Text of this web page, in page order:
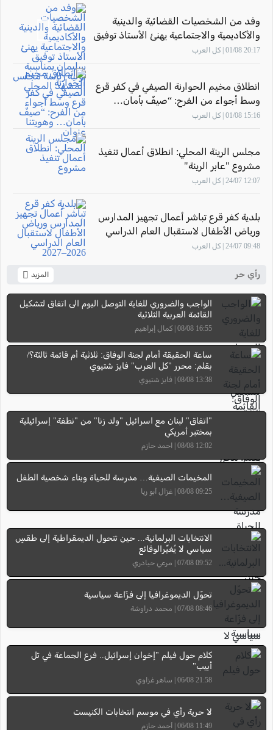
وفد من الشخصيات القضائية والدينية
والأكاديمية والاجتماعية يهنئ الأستاذ توفيق
سليمان بمناسبة توليه رئاسة مجلس
20:17 01/08 | كل العرب
انطلاق مخيم الحوارنة الصيفي في كفر قرع
وسط أجواء من الفرح: “صيفٌ بأمان…
وهويتنا عنوان"
15:16 01/08 | كل العرب
مجلس الرينة المحلي: انطلاق أعمال تنفيذ
مشروع "عابر الرينة"
12:07 24/07 | كل العرب
بلدية كفر قرع تباشر أعمال تجهيز المدارس
ورياض الأطفال لاستقبال العام الدراسي
2026–2027
09:48 24/07 | كل العرب
رأي حر المزيد
الواجب والضروري للغاية التوصل اليوم الى اتفاق لتشكيل
القائمة العربية الثلاثية
16:55 08/08 | كمال إبراهيم
ساعة الحقيقة أمام لجنة الوفاق: ثلاثية أم قائمة ثالثة؟/
بقلم: محرر "كل العرب" فايز شتيوي
13:38 08/08 | فايز شتيوي
"اتفاق" لبنان مع اسرائيل "ولد زنا" من "نطفة" إسرائيلية
بمختبر أمريكي
12:02 08/08 | احمد حازم
المخيمات الصيفية… مدرسة للحياة وبناء شخصية الطفل
09:25 08/08 | غزال أبو ريا
الانتخابات البرلمانية... حين تتحول الديمقراطية إلى طقسٍ
سياسي لا يُغيِّرالوقائع
09:52 07/08 | مرعي حيادري
تحوّل الديموغرافيا إلى فزّاعة سياسية
08:46 07/08 | محمد دراوشة
كلام حول فيلم "إخوان إسرائيل.. فرع الجماعة في تل
أبيب"
21:58 06/08 | ساهر غزاوي
لا حرية رأي في موسم انتخابات الكنيست
11:49 06/08 | أحمد حازم